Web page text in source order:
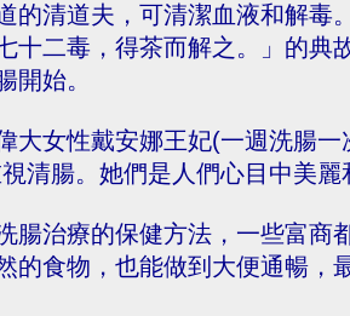
的清道夫，可清潔血液和解毒
十二毒，得茶而解之。」的典
開始。
大女性戴安娜王妃(一週洗腸
清腸。她們是人們心目中美麗
腸治療的保健方法，一些富商
的食物，也能做到大便通暢，